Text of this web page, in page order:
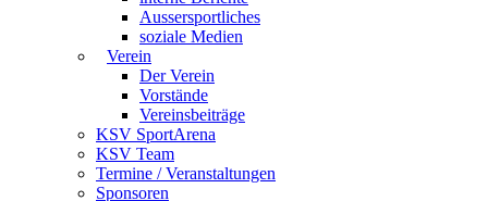
Aussersportliches
soziale Medien
Verein
Der Verein
Vorstände
Vereinsbeiträge
KSV SportArena
KSV Team
Termine / Veranstaltungen
Sponsoren